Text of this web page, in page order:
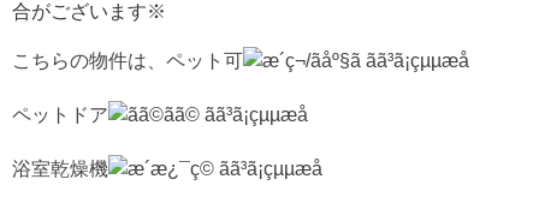
合がございます※
こちらの物件は、ペット可
ペットドア
浴室乾燥機